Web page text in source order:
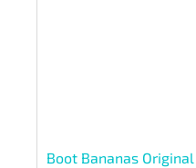
Boot Bananas Original